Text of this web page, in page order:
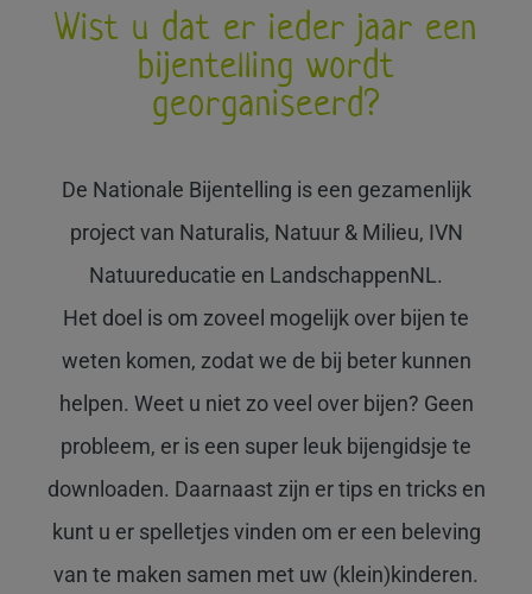
Wist u dat er ieder jaar een
bijentelling wordt
georganiseerd?
De Nationale Bijentelling is een gezamenlijk
project van Naturalis, Natuur & Milieu, IVN
Natuureducatie en LandschappenNL.
Het doel is om zoveel mogelijk over bijen te
weten komen, zodat we de bij beter kunnen
helpen. Weet u niet zo veel over bijen? Geen
probleem, er is een super leuk bijengidsje te
downloaden. Daarnaast zijn er tips en tricks en
kunt u er spelletjes vinden om er een beleving
van te maken samen met uw (klein)kinderen.